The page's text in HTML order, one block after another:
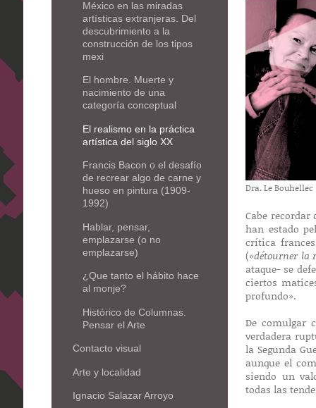
Dra. Le Bouhellec
Cabe
han estado
crítica
(«détourner la
ataque- se
ciertos
profundo».
De comulgar
verdadera
la Segunda
aunque el
siendo un
todas las
México en las miradas
artísticas extranjeras. Del
descubrimiento a la
construcción de los tipos
mexi
El hombre. Muerte y
nacimiento de una
categoría conceptual
El realismo en la práctica
artística del siglo XX
Francis Bacon o el desafío
de recrear algo de carne y
hueso en pintura (1909-
1992)
Hablar, pensar,
emplazarse (o no
emplazarse)
¿Que tanto el hábito hace
al monje?
Histórico de Columnas.
Pensar el Arte
Contacto visual
Arte y localidad
Ignacio Salazar Arroyo